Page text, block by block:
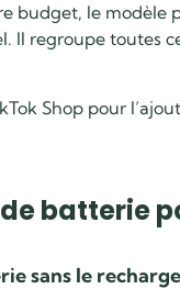
budget, le modèle
regroupe toutes
Shop pour
batterie
sans le